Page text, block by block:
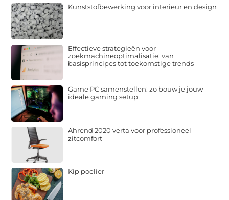
Kunststofbewerking voor interieur en design
Effectieve strategieën voor
zoekmachineoptimalisatie: van
basisprincipes tot toekomstige trends
Game PC samenstellen: zo bouw je jouw
ideale gaming setup
Ahrend 2020 verta voor professioneel
zitcomfort
Kip poelier